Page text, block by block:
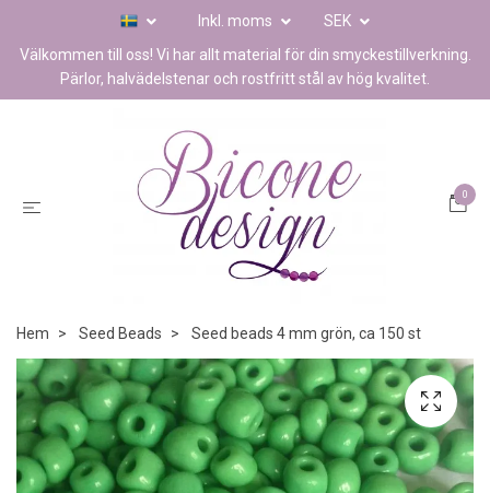
Inkl. moms
SEK
Välkommen till oss! Vi har allt material för din smyckestillverkning.
Pärlor, halvädelstenar och rostfritt stål av hög kvalitet.
0
Hem Seed Beads Seed beads 4 mm grön, ca 150 st